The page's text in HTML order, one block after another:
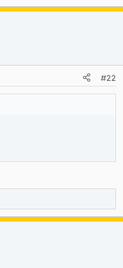
#22